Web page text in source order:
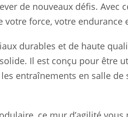
de nouveaux défis. Avec
votre force, votre
durables et de haute
Il est conçu pour être
entraînements en salle